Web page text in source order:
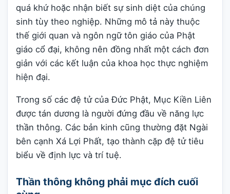
quá khứ hoặc nhận biết sự sinh diệt của chúng
sinh tùy theo nghiệp. Những mô tả này thuộc
thế giới quan và ngôn ngữ tôn giáo của Phật
giáo cổ đại, không nên đồng nhất một cách đơn
giản với các kết luận của khoa học thực nghiệm
hiện đại.
Trong số các đệ tử của Đức Phật, Mục Kiền Liên
được tán dương là người đứng đầu về năng lực
thần thông. Các bản kinh cũng thường đặt Ngài
bên cạnh Xá Lợi Phất, tạo thành cặp đệ tử tiêu
biểu về định lực và trí tuệ.
Thần thông không phải mục đích cuối